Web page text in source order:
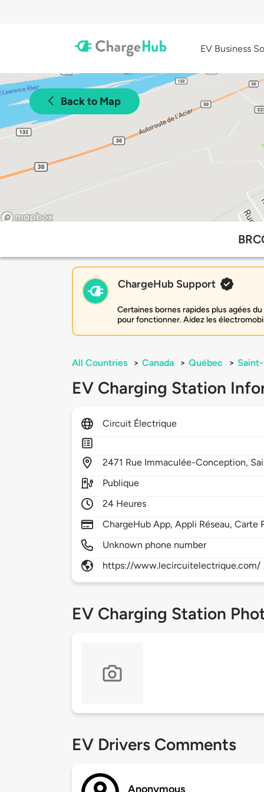
EV Business
Back to Map
ChargeHub Support
Certaines bornes rapides plus agées
pour fonctionner. Aidez les
All Countries > Canada > Québec >
EV Charging Station
Circuit Électrique
2471 Rue Immaculée-Conception,
Publique
24 Heures
ChargeHub App, Appli Réseau, Carte
Unknown phone number
https://www.lecircuitelectrique.com/
EV Charging Station
EV Drivers Comments
Anonymous